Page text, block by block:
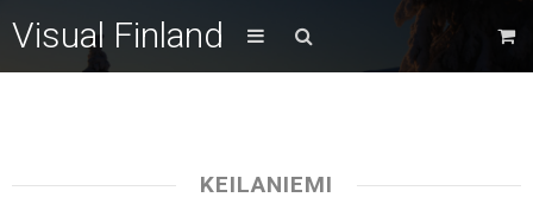
Visual Finland
KEILANIEMI